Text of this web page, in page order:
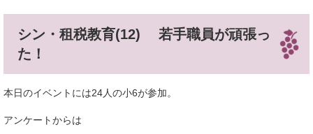
シン・租税教育(12) 若手職員が頑張っ
た！
本日のイベントには24人の小6が参加。
アンケートからは